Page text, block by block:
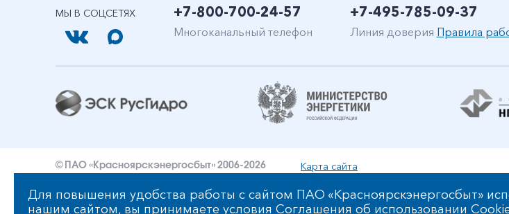
МЫ В СОЦСЕТЯХ +7-800-700-24-57
Многоканальный телефон
+7-495-785-09-37
Линия доверия Правила
© ПАО «Красноярскэнергосбыт» 2006-2026
Карта сайта
Уведомление об ответственности и праве интеллектуальной собственности
Для повышения удобства работы с сайтом ПАО «Красноярскэнергосбыт»
нашим сайтом, вы принимаете условия Соглашения об использовании